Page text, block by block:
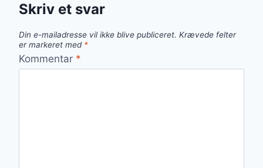
Skriv et svar
Din e-mailadresse vil ikke blive publiceret. Krævede felter
er markeret med *
Kommentar *